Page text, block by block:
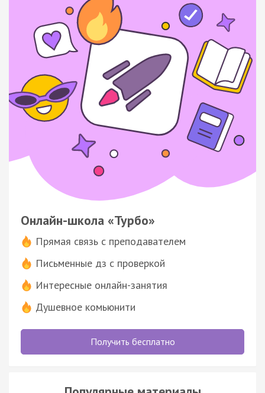
Онлайн-школа «Турбо»
Прямая связь с преподавателем
Письменные дз с проверкой
Интересные онлайн-занятия
Душевное комьюнити
Получить бесплатно